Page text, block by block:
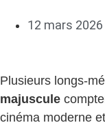
12 mars 2026
Plusieurs longs-
majuscule
cinéma moderne